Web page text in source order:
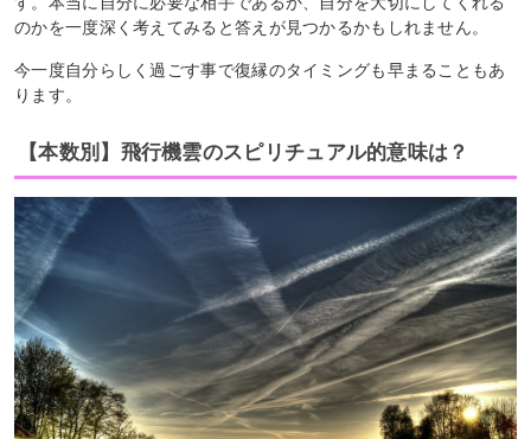
のかを一度深く考えてみると答えが見つかるかもしれません。
今一度自分らしく過ごす事で復縁のタイミングも早まることもあ
ります。
【本数別】飛行機雲のスピリチュアル的意味は？